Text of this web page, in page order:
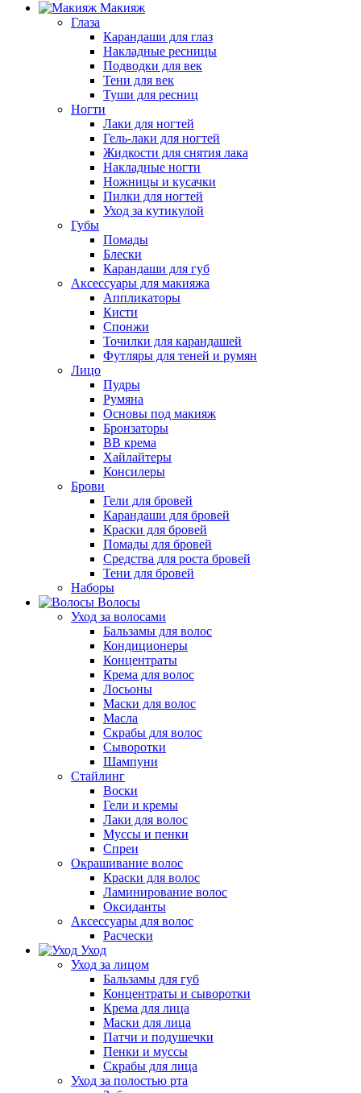
Макияж
Глаза
Карандаши для глаз
Накладные ресницы
Подводки для век
Тени для век
Туши для ресниц
Ногти
Лаки для ногтей
Гель-лаки для ногтей
Жидкости для снятия лака
Накладные ногти
Ножницы и кусачки
Пилки для ногтей
Уход за кутикулой
Губы
Помады
Блески
Карандаши для губ
Аксессуары для макияжа
Аппликаторы
Кисти
Спонжи
Точилки для карандашей
Футляры для теней и румян
Лицо
Пудры
Румяна
Основы под макияж
Бронзаторы
BB крема
Хайлайтеры
Консилеры
Брови
Гели для бровей
Карандаши для бровей
Краски для бровей
Помады для бровей
Средства для роста бровей
Тени для бровей
Наборы
Волосы
Уход за волосами
Бальзамы для волос
Кондиционеры
Концентраты
Крема для волос
Лосьоны
Маски для волос
Масла
Скрабы для волос
Сыворотки
Шампуни
Стайлинг
Воски
Гели и кремы
Лаки для волос
Муссы и пенки
Спреи
Окрашивание волос
Краски для волос
Ламинирование волос
Оксиданты
Аксессуары для волос
Расчески
Уход
Уход за лицом
Бальзамы для губ
Концентраты и сыворотки
Крема для лица
Маски для лица
Патчи и подушечки
Пенки и муссы
Скрабы для лица
Уход за полостью рта